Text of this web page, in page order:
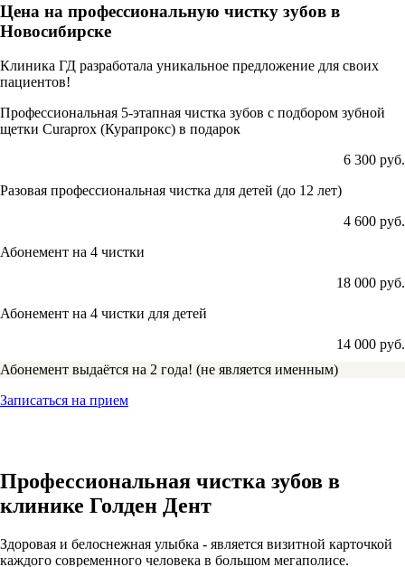
Цена на профессиональную чистку зубов в
Новосибирске
Клиника ГД разработала уникальное предложение для своих
пациентов!
Профессиональная 5-этапная чистка зубов с подбором зубной
щетки Curaprox (Курапрокс) в подарок
6 300 руб.
Разовая профессиональная чистка для детей (до 12 лет)
4 600 руб.
Абонемент на 4 чистки
18 000 руб.
Абонемент на 4 чистки для детей
14 000 руб.
Абонемент выдаётся на 2 года! (не является именным)
Записаться на прием
Профессиональная чистка зубов в
клинике Голден Дент
Здоровая и белоснежная улыбка - является визитной карточкой
каждого современного человека в большом мегаполисе.